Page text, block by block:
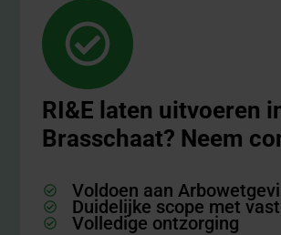
RI&E laten uitvoeren
Brasschaat? Neem
Voldoen aan
Duidelijke scope met
Volledige ontzorging